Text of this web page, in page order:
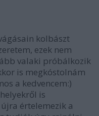
kolbászt
ezek nem
valaki próbálkozik
is megkóstolnám
a kedvencem:)
is
értelemezik a